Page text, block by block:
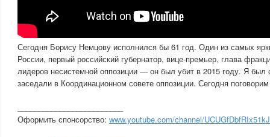
Сегодня Борису Немцову исполнился бы 61 год. Один из самых
России, первый российский губернатор, вице-премьер, глава
лидеров несистемной оппозиции — он был убит в 2015 году. Я
заседали в Координационном совете оппозиции. Сегодня
Оформить спонсорство: www.youtube.com/channel/